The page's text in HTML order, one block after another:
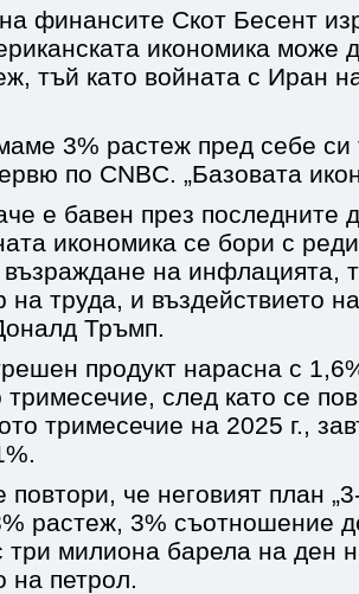
финансите Скот Бесент
икономика може
тъй като войната с Иран
3% растеж пред себе си
по CNBC. „Базовата
е бавен през последните
икономика се бори с
възраждане на инфлацията,
на труда, и въздействието
Тръмп.
продукт нарасна с
тримесечие, след като се
тримесечие на 2025 г.,
повтори, че неговият план
растеж, 3% съотношение
три милиона барела на ден
на петрол.